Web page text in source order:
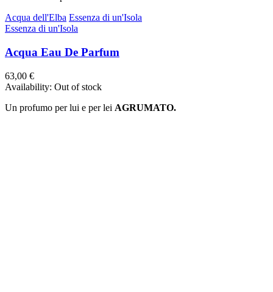
Acqua dell'Elba Essenza di un'Isola
Essenza di un'Isola
Acqua Eau De Parfum
63,00 €
Availability: Out of stock
Un profumo per lui e per lei AGRUMATO.